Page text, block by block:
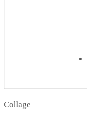
Collage